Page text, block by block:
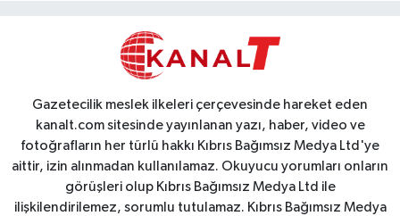
Gazetecilik meslek ilkeleri çerçevesinde hareket eden
kanalt.com sitesinde yayınlanan yazı, haber, video ve
fotoğrafların her türlü hakkı Kıbrıs Bağımsız Medya Ltd'ye
aittir, izin alınmadan kullanılamaz. Okuyucu yorumları onların
görüşleri olup Kıbrıs Bağımsız Medya Ltd ile
ilişkilendirilemez, sorumlu tutulamaz. Kıbrıs Bağımsız Medya